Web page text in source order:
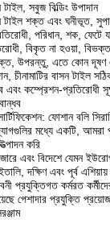
সবুজ বিল্ডিং উপাদান
টাইল শক্ত এবং ঘনীভূত,
পরিধান, শক, ফেটে
বিকৃত না হওয়া, বিভক্ত
উপরন্তু, এতে কোন দূষণ
চীনামাটির বাসন টাইল
এবং কম্প্রেশন-প্রতিরোধী
ফোশান বলি
মধ্যে একটি, আমরা
করি
এবং বিদেশে যেমন
দক্ষিণ এবং পূর্ব
প্রযুক্তিগত কর্মরত
পেশাদার প্রযুক্তি